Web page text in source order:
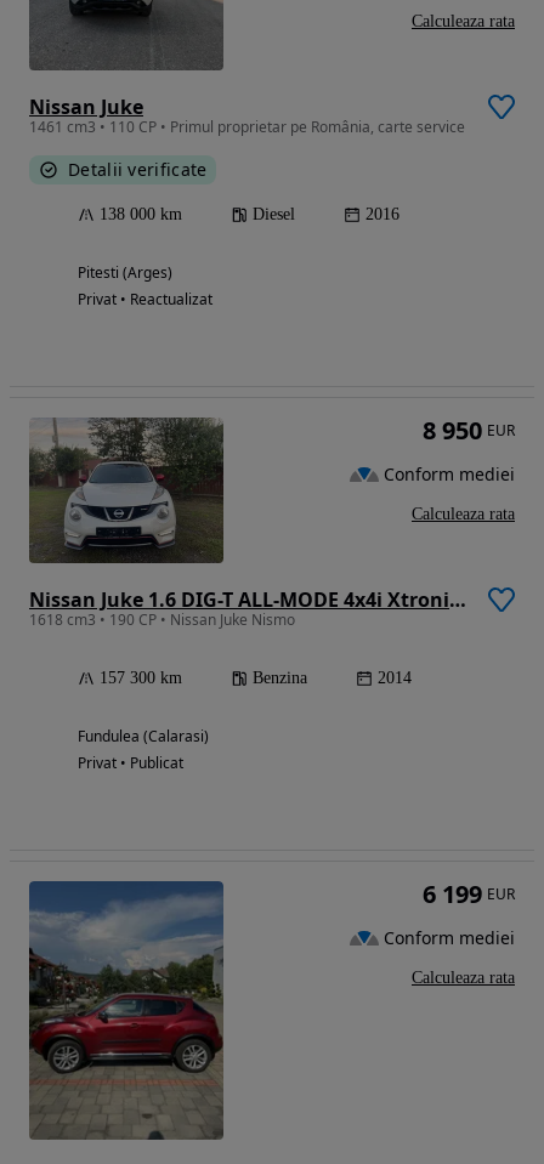
Nissan Juke
1461 cm3 • 110 CP • Primul proprietar pe România, carte service
Detalii verificate
138 000 km Diesel 2016
Pitesti (Arges)
Privat • Reactualizat
Calculeaza rata
Nissan Juke 1.6 DIG-T ALL-MODE 4x4i Xtronic Acenta
1618 cm3 • 190 CP • Nissan Juke Nismo
157 300 km Benzina 2014
Fundulea (Calarasi)
Privat • Publicat
8 950 EUR
Conform mediei
Calculeaza rata
6 199 EUR
Conform mediei
Calculeaza rata